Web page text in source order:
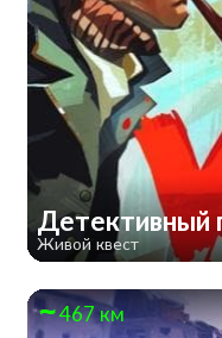
Детективный
Живой квест
467 км